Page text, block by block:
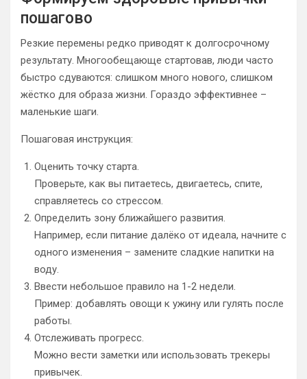
пошагово
Резкие перемены редко приводят к долгосрочному
результату. Многообещающе стартовав, люди часто
быстро сдуваются: слишком много нового, слишком
жёстко для образа жизни. Гораздо эффективнее –
маленькие шаги.
Пошаговая инструкция:
Оценить точку старта.
Проверьте, как вы питаетесь, двигаетесь, спите,
справляетесь со стрессом.
Определить зону ближайшего развития.
Например, если питание далёко от идеала, начните с
одного изменения – замените сладкие напитки на
воду.
Ввести небольшое правило на 1-2 недели.
Пример: добавлять овощи к ужину или гулять после
работы.
Отслеживать прогресс.
Можно вести заметки или использовать трекеры
привычек.